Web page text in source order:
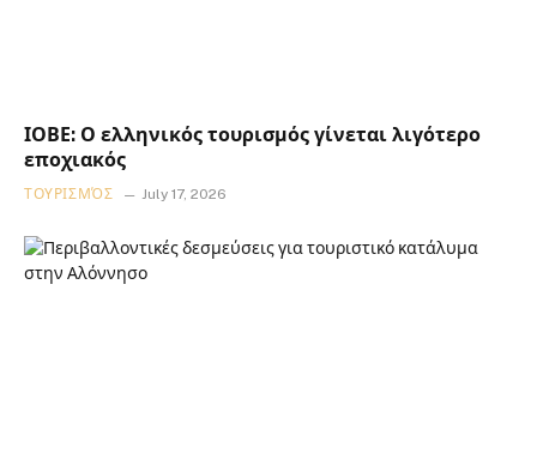
ΙΟΒΕ: Ο ελληνικός τουρισμός γίνεται λιγότερο
εποχιακός
ΤΟΥΡΙΣΜΌΣ July 17, 2026